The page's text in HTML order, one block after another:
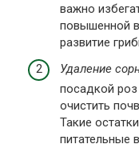
важно
повышенной
развитие
Удаление
посадкой
очистить
Такие
питательные